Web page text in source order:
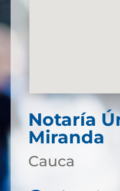
Notaría
Miranda
Cauca